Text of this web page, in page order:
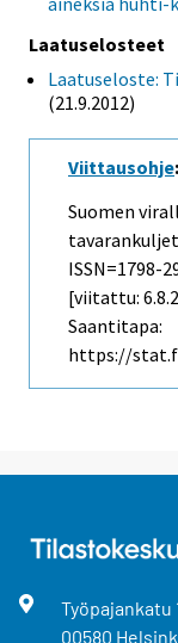
Laatuselosteet
Laatuseloste:
(21.9.2012)
Viittausohje:
Suomen
ISSN=1798-
[viitattu:
Saantitapa:
https://
Työpajankatu
00580